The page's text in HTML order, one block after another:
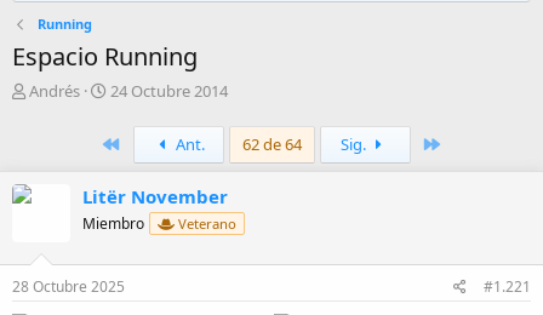
Running
Espacio Running
A
Andrés
F
c
h
d
e
n
i
24 Octubre 2014
PrimeroAnt. 62 de 64 Sig.
Litër November
Miembro Veterano
28 Octubre 2025 #1.221